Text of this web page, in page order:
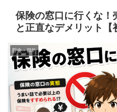
保険の窓口に行くな！
と正直なデメリット【
貯金・節約